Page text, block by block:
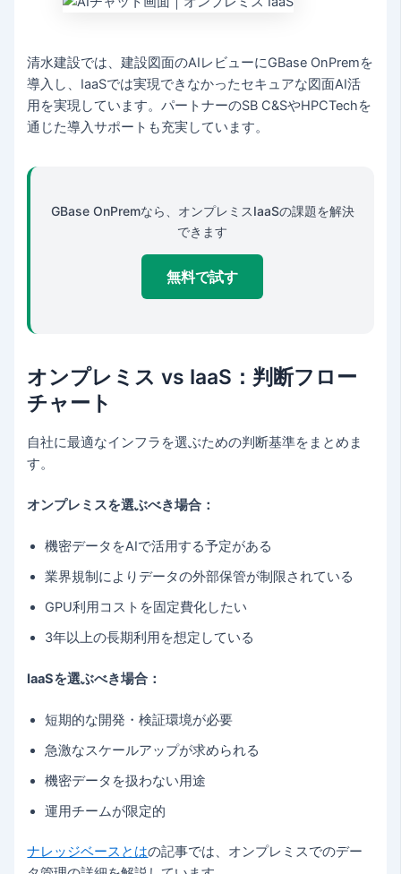
清水建設では、建設図面のAIレビューにGBase OnPremを
導入し、IaaSでは実現できなかったセキュアな図面AI活
用を実現しています。パートナーのSB C&SやHPCTechを
通じた導入サポートも充実しています。
GBase OnPremなら、オンプレミスIaaSの課題を解決
できます
無料で試す
オンプレミス vs IaaS：判断フロー
チャート
自社に最適なインフラを選ぶための判断基準をまとめま
す。
オンプレミスを選ぶべき場合：
機密データをAIで活用する予定がある
業界規制によりデータの外部保管が制限されている
GPU利用コストを固定費化したい
3年以上の長期利用を想定している
IaaSを選ぶべき場合：
短期的な開発・検証環境が必要
急激なスケールアップが求められる
機密データを扱わない用途
運用チームが限定的
ナレッジベースとはの記事では、オンプレミスでのデー